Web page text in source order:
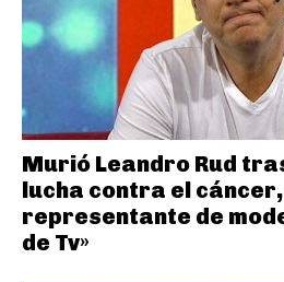
Murió Leandro Rud
lucha contra el
representante de
de Tv»